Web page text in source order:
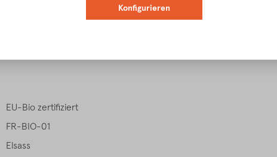
EU-Bio zertifiziert
FR-BIO-01
Elsass
Konfigurieren